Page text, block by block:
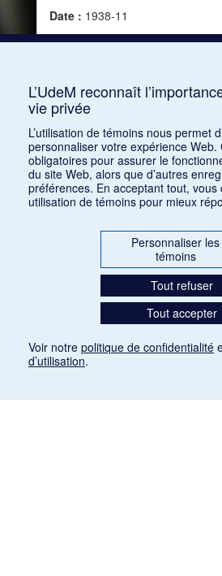
Date : 1938-11
Source :Modern Music, vol. 16,
L’UdeM reconnaît
vie privée
L’utilisation de témoins nous permet
personnaliser votre expérience
obligatoires pour assurer le
du site Web, alors que d’autres
préférences. En acceptant tout,
utilisation de témoins pour mieux
Personnaliser les
témoins
Tout refuser
Tout accepter
Voir notre politique de confidentialité
d’utilisation.